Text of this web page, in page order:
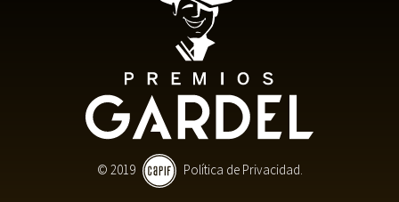
© 2019 Política de Privacidad.